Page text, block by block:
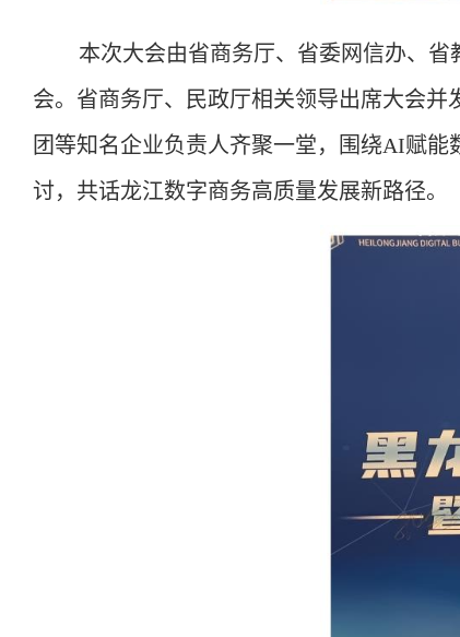
本次大会由省商务厅、省委网信办、
会。省商务厅、民政厅相关领导出席大会
团等知名企业负责人齐聚一堂，围绕AI赋能
讨，共话龙江数字商务高质量发展新路径。